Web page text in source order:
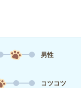
男性
コツコツ